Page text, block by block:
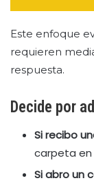
Este enfoque
requieren
respuesta.
Decide por
Si recibo
carpeta en
Si abro un